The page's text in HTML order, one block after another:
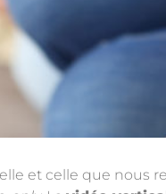
et celle que nous